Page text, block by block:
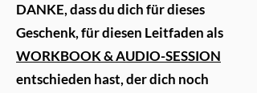
DANKE, dass du dich für dieses
Geschenk, für diesen Leitfaden als
WORKBOOK & AUDIO-SESSION
entschieden hast, der dich noch